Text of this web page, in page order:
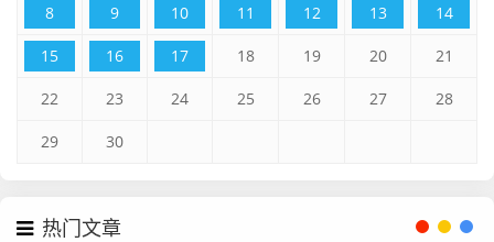
8 9 10 11 12 13 14
15 16 17 18 19 20 21
22 23 24 25 26 27 28
29 30
热门文章